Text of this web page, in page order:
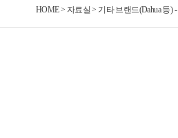
HOME > 자료실 > 기타 브랜드(Dahua 등) -